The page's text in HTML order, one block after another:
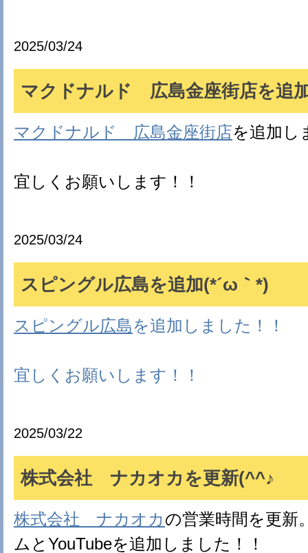
2025/03/24
マクドナルド 広島金座街店を追
マクドナルド 広島金座街店を追加し
宜しくお願いします！！
2025/03/24
スピングル広島を追加(*´ω｀*)
スピングル広島を追加しました！！
宜しくお願いします！！
2025/03/22
株式会社 ナカオカを更新(^^♪
株式会社 ナカオカの営業時間を更新
ムとYouTubeを追加しました！！